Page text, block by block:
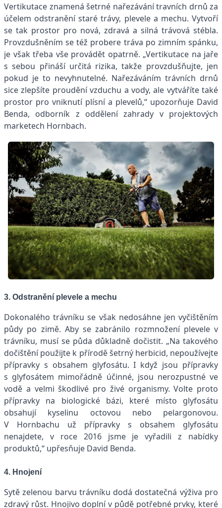
Vertikutace znamená šetrné nařezávání travních drnů za
účelem odstranění staré trávy, plevele a mechu. Vytvoří
se tak prostor pro nová, zdravá a silná trávová stébla.
Provzdušněním se též probere tráva po zimním spánku,
je však třeba vše provádět opatrně. „Vertikutace na jaře
s sebou přináší určitá rizika, takže provzdušňujte, jen
pokud je to nevyhnutelné. Nařezáváním trávních drnů
sice zlepšíte proudění vzduchu a vody, ale vytváříte také
prostor pro vniknutí plísní a plevelů,“ upozorňuje David
Benda, odborník z oddělení zahrady v projektových
marketech Hornbach.
3. Odstranění plevele a mechu
Dokonalého trávníku se však nedosáhne jen vyčištěním
půdy po zimě. Aby se zabránilo rozmnožení plevele v
trávníku, musí se půda důkladně dočistit. „Na takového
dočištění použijte k přírodě šetrný herbicid, nepoužívejte
přípravky s obsahem glyfosátu. I když jsou přípravky
s glyfosátem mimořádně účinné, jsou nerozpustné ve
vodě a velmi škodlivé pro živé organismy. Volte proto
přípravky na biologické bázi, které místo glyfosátu
obsahují kyselinu octovou nebo pelargonovou.
V Hornbachu už přípravky s obsahem glyfosátu
nenajdete, v roce 2016 jsme je vyřadili z nabídky
produktů,“ upřesňuje David Benda.
4. Hnojení
Sytě zelenou barvu trávníku dodá dostatečná výživa pro
zdravý růst. Hnojivo doplní v půdě potřebné prvky, které